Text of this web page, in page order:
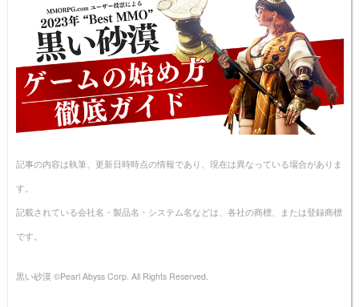
記事の内容は執筆、更新日時時点の情報であり、現在は異なっている場合がありま
す。
記載されている会社名・製品名・システム名などは、各社の商標、または登録商標
です。
黒い砂漠 ©Pearl Abyss Corp. All Rights Reserved.